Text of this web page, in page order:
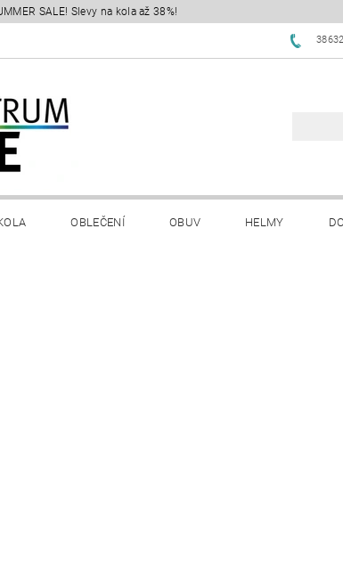
SALE! Slevy na kola až 38%!
OBLEČENÍ OBUV HELMY